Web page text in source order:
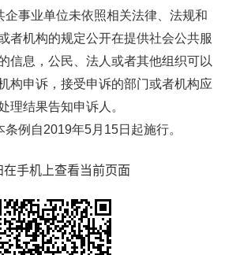
企事业单位未依照相关法律、法规和
者机构的规定公开在提供社会公共服
信息，公民、法人或者其他组织可以
构申诉，接受申诉的部门或者机构应
理结果告知申诉人。
例自2019年5月15日起施行。
在手机上查看当前页面